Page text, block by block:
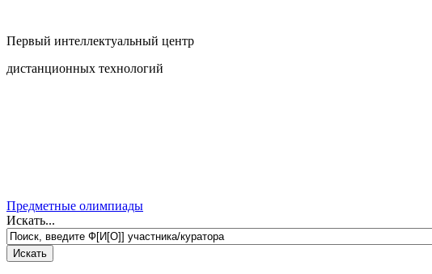
Первый интеллектуальный центр
дистанционных технологий
Предметные олимпиады
Искать...